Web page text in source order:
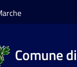
Comune